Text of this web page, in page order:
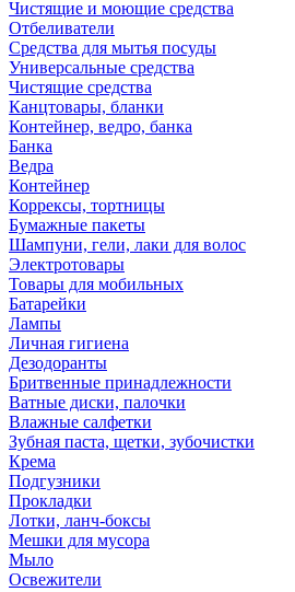
Чистящие и моющие средства
Отбеливатели
Средства для мытья посуды
Универсальные средства
Чистящие средства
Канцтовары, бланки
Контейнер, ведро, банка
Банка
Ведра
Контейнер
Коррексы, тортницы
Бумажные пакеты
Шампуни, гели, лаки для волос
Электротовары
Товары для мобильных
Батарейки
Лампы
Личная гигиена
Дезодоранты
Бритвенные принадлежности
Ватные диски, палочки
Влажные салфетки
Зубная паста, щетки, зубочистки
Крема
Подгузники
Прокладки
Лотки, ланч-боксы
Мешки для мусора
Мыло
Освежители